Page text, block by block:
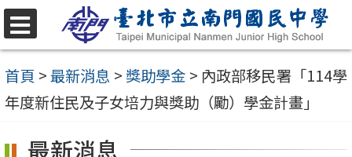
跳
至
主
要
容
選
單
首頁 >最新消息 > 獎助學金 > 內政部移民署「114學
年度新住民及子女培力與獎助（勵）學金計畫」
最新消息